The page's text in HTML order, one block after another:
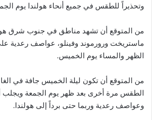
وتحذيراً للطقس في جميع أنحاء هولندا يوم الجمعة، 10
من المتوقع أن تشهد مناطق في جنوب شرق
ماستريخت ورورموند وفينلو، عواصف رعدية
الظهر والمساء يوم الخميس.
من المتوقع أن تكون ليلة الخميس جافة في
الطقس مرة أخرى بعد ظهر يوم الجمعة ويجلب
وعواصف رعدية وربما حتى برداً إلى هولندا.